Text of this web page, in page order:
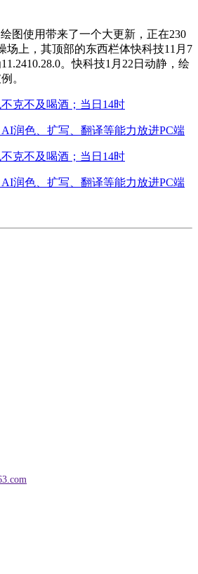
图使用带来了一个大更新，正在230
场上，其顶部的东西栏体快科技11月7
。快科技1月22日动静，绘
。
克不及喝酒；当日14时
润色、扩写、翻译等能力放进PC端
克不及喝酒；当日14时
润色、扩写、翻译等能力放进PC端